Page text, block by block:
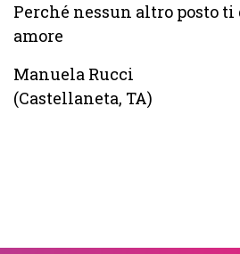
Perché nessun altro posto ti
amore
Manuela Rucci
(Castellaneta, TA)